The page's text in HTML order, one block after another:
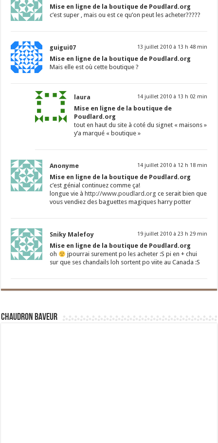
Mise en ligne de la boutique de Poudlard.org
c’est super , mais ou est ce qu’on peut les acheter?????
guigui07 13 juillet 2010 à 13 h 48 min
Mise en ligne de la boutique de Poudlard.org
Mais elle est où cette boutique ?
laura 14 juillet 2010 à 13 h 02 min
Mise en ligne de la boutique de
Poudlard.org
tout en haut du site à coté du signet « maisons »
y’a marqué « boutique »
Anonyme 14 juillet 2010 à 12 h 18 min
Mise en ligne de la boutique de Poudlard.org
c’est génial continuez comme ça!
longue vie à http://www.poudlard.org ce serait bien que
vous vendiez des baguettes magiques harry potter
Sniky Malefoy 19 juillet 2010 à 23 h 29 min
Mise en ligne de la boutique de Poudlard.org
oh
jpourrai surement po les acheter :S pi en + chui
sur que ses chandails loh sortent po viite au Canada :S
Chaudron Baveur